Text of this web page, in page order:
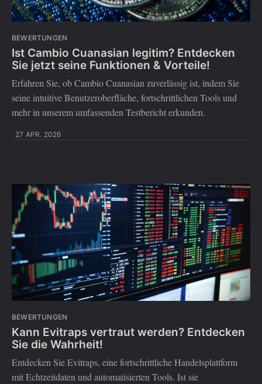
BEWERTUNGEN
Ist Cambio Cuanasian legitim? Entdecken
Sie jetzt seine Funktionen & Vorteile!
Erfahren Sie, ob Cambio Cuanasian zuverlässig ist, indem Sie
seine intuitive Benutzeroberfläche, fortschrittlichen Tools und
mehr in unserem umfassenden Testbericht erkunden.
27 APR. 2026
BEWERTUNGEN
Kann Evitraps vertraut werden? Entdecken
Sie die Wahrheit!
Entdecken Sie Evitraps, eine fortschrittliche Handelsplattform
mit Echtzeitdaten und automatisierten Tools. Ist sie